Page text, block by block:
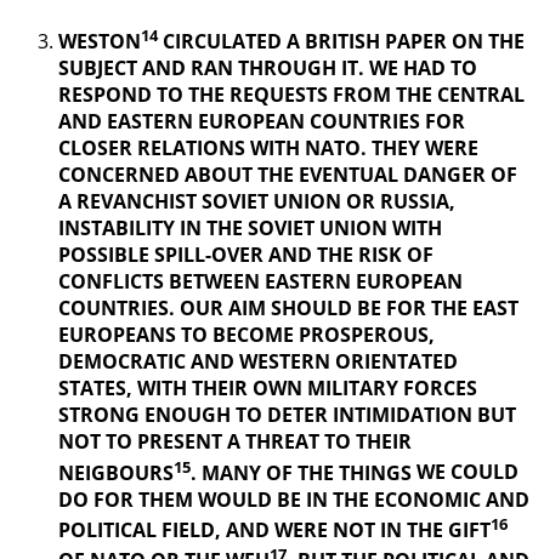
WESTON14CIRCULATED A BRITISH PAPER ON THE
SUBJECT AND RAN THROUGH IT. WE HAD TO
RESPOND TO THE REQUESTS FROM THE CENTRAL
AND EASTERN EUROPEAN COUNTRIES FOR
CLOSER RELATIONS WITH NATO. THEY WERE
CONCERNED ABOUT THE EVENTUAL DANGER OF
A REVANCHISTSOVIET UNION OR RUSSIA,
INSTABILITY IN THE SOVIET UNION WITH
POSSIBLE SPILL-OVER AND THE RISK OF
CONFLICTS BETWEEN EASTERN EUROPEAN
COUNTRIES. OUR AIM SHOULD BE FOR THE EAST
EUROPEANS TO BECOME PROSPEROUS,
DEMOCRATIC AND WESTERN ORIENTATED
STATES, WITH THEIR OWN MILITARY FORCES
STRONG ENOUGH TO DETER INTIMIDATION BUT
NOT TO PRESENT A THREAT TO THEIR
NEIGBOURS15. MANY OF THE THINGSWE COULD
DO FOR THEM WOULD BE IN THE ECONOMIC AND
POLITICAL FIELD, AND WERE NOT IN THE GIFT16
17